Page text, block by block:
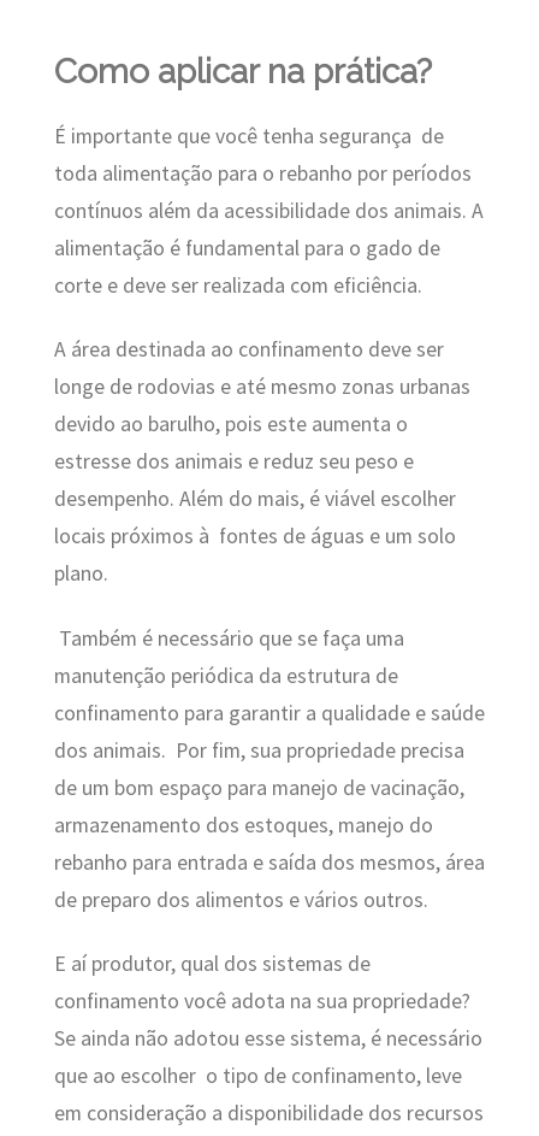
Como aplicar na prática?
É importante que você tenha segurança de
toda alimentação para o rebanho por períodos
contínuos além da acessibilidade dos animais. A
alimentação é fundamental para o gado de
corte e deve ser realizada com eficiência.
A área destinada ao confinamento deve ser
longe de rodovias e até mesmo zonas urbanas
devido ao barulho, pois este aumenta o
estresse dos animais e reduz seu peso e
desempenho. Além do mais, é viável escolher
locais próximos à fontes de águas e um solo
plano.
Também é necessário que se faça uma
manutenção periódica da estrutura de
confinamento para garantir a qualidade e saúde
dos animais. Por fim, sua propriedade precisa
de um bom espaço para manejo de vacinação,
armazenamento dos estoques, manejo do
rebanho para entrada e saída dos mesmos, área
de preparo dos alimentos e vários outros.
E aí produtor, qual dos sistemas de
confinamento você adota na sua propriedade?
Se ainda não adotou esse sistema, é necessário
que ao escolher o tipo de confinamento, leve
em consideração a disponibilidade dos recursos